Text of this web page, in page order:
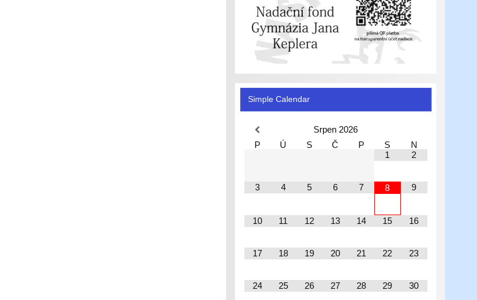
Simple Calendar
Srpen 2026
P
Ú S Č P S
N
1
2
3 4 5 6 7 8 9
10 11 12 13 14 15 16
17 18 19 20 21 22 23
24 25 26 27 28 29 30